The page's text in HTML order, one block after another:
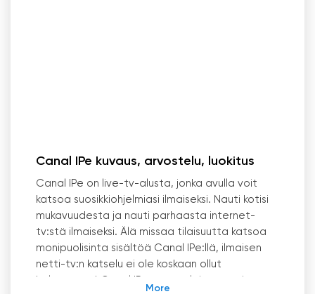
Canal IPe kuvaus, arvostelu, luokitus
Canal IPe on live-tv-alusta, jonka avulla voit
katsoa suosikkiohjelmiasi ilmaiseksi. Nauti kotisi
mukavuudesta ja nauti parhaasta internet-
tv:stä ilmaiseksi. Älä missaa tilaisuutta katsoa
monipuolisinta sisältöä Canal IPe:llä, ilmaisen
netti-tv:n katselu ei ole koskaan ollut